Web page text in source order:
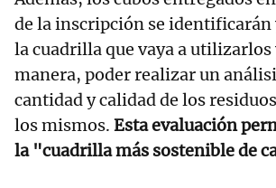
de la inscripción se identificarán
la cuadrilla que vaya a utilizarlos
manera, poder realizar un
cantidad y calidad de los
los mismos. Esta evaluación
la "cuadrilla más sostenible de